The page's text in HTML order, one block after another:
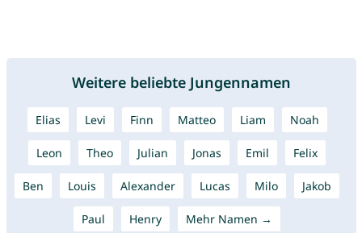
Weitere beliebte Jungennamen
Elias Levi Finn Matteo Liam Noah
Leon Theo Julian Jonas Emil Felix
Ben Louis Alexander Lucas Milo Jakob
Paul Henry Mehr Namen →